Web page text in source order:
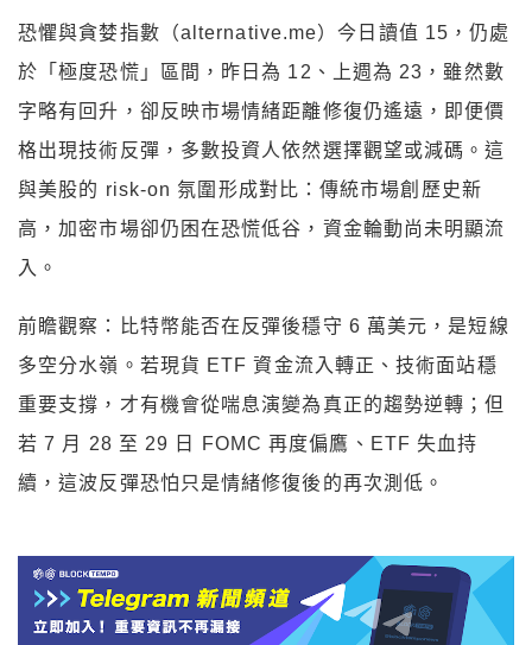
恐懼與貪婪指數（alternative.me）今日讀值 15，仍處
於「極度恐慌」區間，昨日為 12、上週為 23，雖然數
字略有回升，卻反映市場情緒距離修復仍遙遠，即便價
格出現技術反彈，多數投資人依然選擇觀望或減碼。這
與美股的 risk-on 氛圍形成對比：傳統市場創歷史新
高，加密市場卻仍困在恐慌低谷，資金輪動尚未明顯流
入。
前瞻觀察：比特幣能否在反彈後穩守 6 萬美元，是短線
多空分水嶺。若現貨 ETF 資金流入轉正、技術面站穩
重要支撐，才有機會從喘息演變為真正的趨勢逆轉；但
若 7 月 28 至 29 日 FOMC 再度偏鷹、ETF 失血持
續，這波反彈恐怕只是情緒修復後的再次測低。